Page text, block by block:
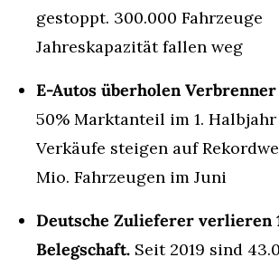
gestoppt. 300.000 Fahrzeuge
Jahreskapazität fallen weg
E-Autos überholen
50% Marktanteil im 1. Halbjahr
Verkäufe steigen auf
Mio. Fahrzeugen im Juni
Deutsche Zulieferer verlieren
Belegschaft. Seit 2019 sind